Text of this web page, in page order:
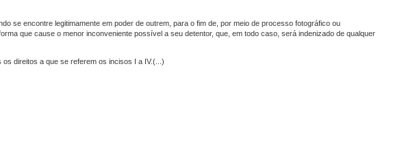
se encontre legitimamente em poder de outrem, para o fim de, por meio de processo fotográfico ou
que cause o menor inconveniente possível a seu detentor, que, em todo caso, será indenizado de qualquer
direitos a que se referem os incisos I a IV.(...)